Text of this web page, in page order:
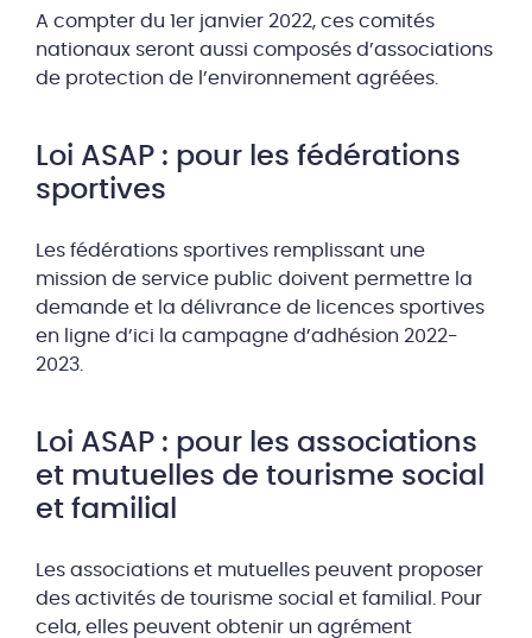
A compter du 1er janvier 2022, ces comités
nationaux seront aussi composés d’associations
de protection de l’environnement agréées.
Loi ASAP : pour les fédérations
sportives
Les fédérations sportives remplissant une
mission de service public doivent permettre la
demande et la délivrance de licences sportives
en ligne d’ici la campagne d’adhésion 2022-
2023.
Loi ASAP : pour les associations
et mutuelles de tourisme social
et familial
Les associations et mutuelles peuvent proposer
des activités de tourisme social et familial. Pour
cela, elles peuvent obtenir un agrément